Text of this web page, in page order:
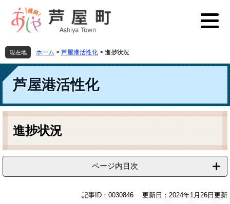
先
頭
す
を
飛
し
本
文
現在地 ホーム > 芦屋港活性化 > 進捗状況
芦屋港活性化
本
進捗状況
ページ内目次
記事ID：0030846 更新日：2024年1月26日更新